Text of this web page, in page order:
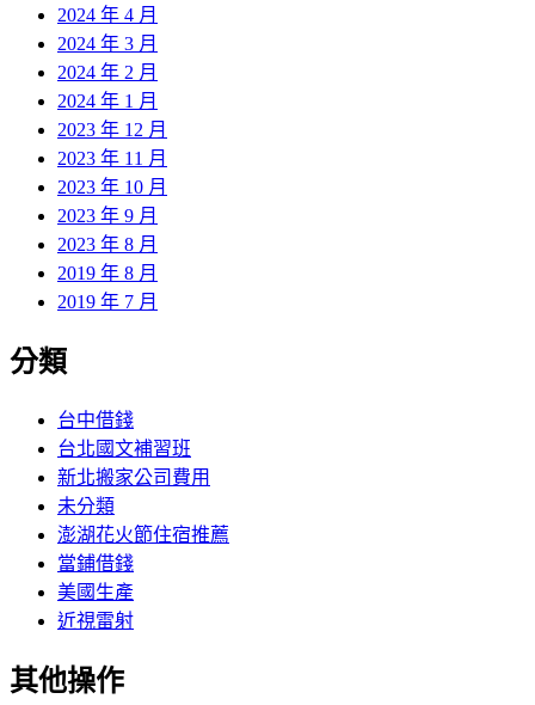
2024 年 4 月
2024 年 3 月
2024 年 2 月
2024 年 1 月
2023 年 12 月
2023 年 11 月
2023 年 10 月
2023 年 9 月
2023 年 8 月
2019 年 8 月
2019 年 7 月
分類
台中借錢
台北國文補習班
新北搬家公司費用
未分類
澎湖花火節住宿推薦
當鋪借錢
美國生產
近視雷射
其他操作